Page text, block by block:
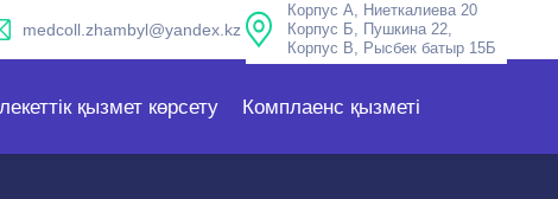
medcoll.zhambyl@yandex.kz
Корпус А, Ниеткалиева 20
Корпус Б, Пушкина 22,
Корпус В, Рысбек батыр 15Б
қызмет көрсету Комплаенс қызметі